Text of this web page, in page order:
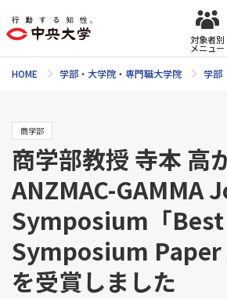
対象者別
メニュー
HOME 学部・大学院・専門職大学院 学部
商学部
商学部教授 寺本 高
ANZMAC-GAMMA
Symposium「Best
Symposium Paper
を受賞しました